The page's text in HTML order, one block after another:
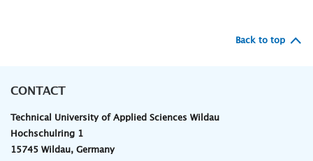
Back to top
CONTACT
Technical University of Applied Sciences Wildau
Hochschulring 1
15745 Wildau, Germany